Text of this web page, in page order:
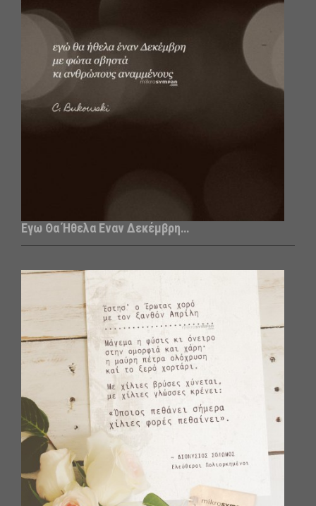
Εγω Θα Ήθελα Εναν Δεκέμβρη…